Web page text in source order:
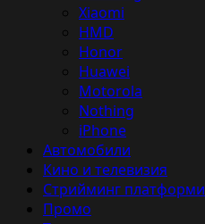
Xiaomi
HMD
Honor
Huawei
Motorola
Nothing
iPhone
Автомобили
Кино и телевизия
Стрийминг платформи
Промо